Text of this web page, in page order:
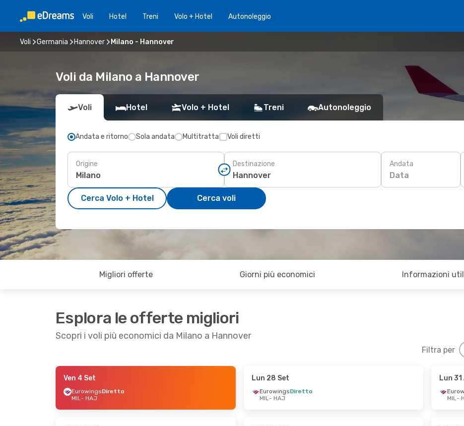
Voli Hotel Treni Volo + Hotel Autonoleggio
Voli Germania Hannover Milano - Hannover
Voli da Milano a Hannover
Voli Hotel Volo + Hotel Treni Autonoleggio
Andata e ritorno Sola andata Multitratta Voli diretti
Origine Destinazione Andata
Data
Cerca Volo + Hotel Cerca voli
Migliori offerte Giorni più economici Informazioni
Esplora le offerte migliori
Scopri i voli più economici da Milano a Hannover
Filtra per
- Lun 7 Set
Ven 4 Set
EurowingsDiretto
MIL- HAJ
Lun 28 Set
EurowingsDiretto
MIL- HAJ
Lun 31
MIL-